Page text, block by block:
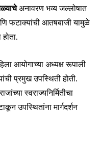
अनावरण भव्य जल्लोषात
फटाक्यांची आतषबाजी यामुळे
आयोगाच्या अध्यक्ष रूपाली
प्रमुख उपस्थिती होती.
स्वराज्यनिर्मितीचा
उपस्थितांना मार्गदर्शन